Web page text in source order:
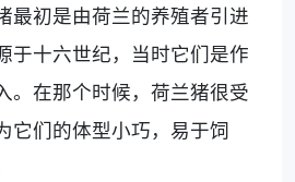
最初是由荷兰的养殖者引进
于十六世纪，当时它们是作
。在那个时候，荷兰猪很受
它们的体型小巧，易于饲